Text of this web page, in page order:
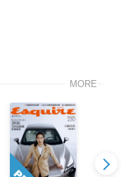
MORE